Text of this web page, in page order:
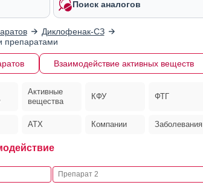
Поиск аналогов
Диклофенак-СЗ
препаратами
Взаимодействие активных веществ
Активные
вещества
КФУ ФТГ
АТХ Компании Заболевания